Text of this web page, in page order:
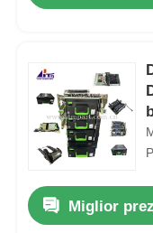
Miglior